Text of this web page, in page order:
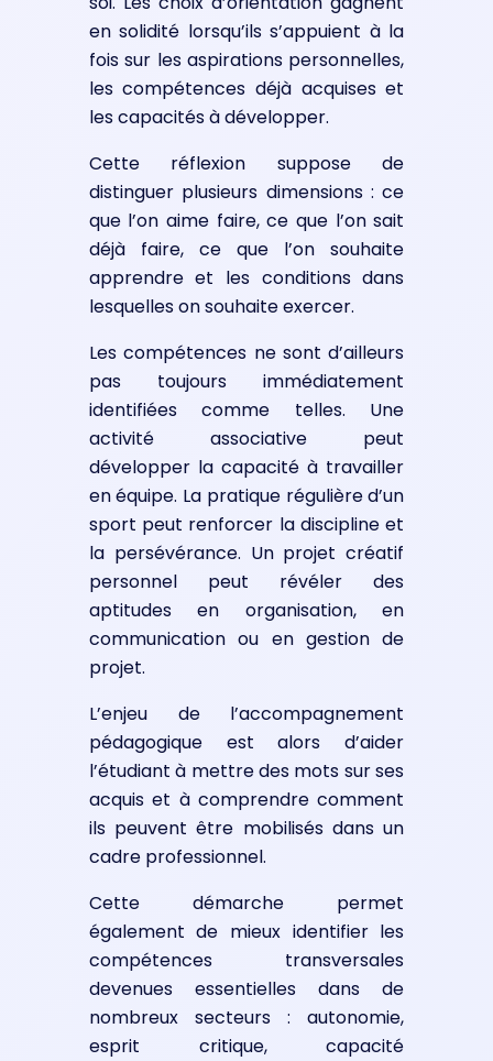
en solidité lorsqu’ils s’appuient à la
fois sur les aspirations personnelles,
les compétences déjà acquises et
les capacités à développer.
Cette réflexion suppose de
distinguer plusieurs dimensions : ce
que l’on aime faire, ce que l’on sait
déjà faire, ce que l’on souhaite
apprendre et les conditions dans
lesquelles on souhaite exercer.
Les compétences ne sont d’ailleurs
pas toujours immédiatement
identifiées comme telles. Une
activité associative peut
développer la capacité à travailler
en équipe. La pratique régulière d’un
sport peut renforcer la discipline et
la persévérance. Un projet créatif
personnel peut révéler des
aptitudes en organisation, en
communication ou en gestion de
projet.
L’enjeu de l’accompagnement
pédagogique est alors d’aider
l’étudiant à mettre des mots sur ses
acquis et à comprendre comment
ils peuvent être mobilisés dans un
cadre professionnel.
Cette démarche permet
également de mieux identifier les
compétences transversales
devenues essentielles dans de
nombreux secteurs : autonomie,
esprit critique, capacité